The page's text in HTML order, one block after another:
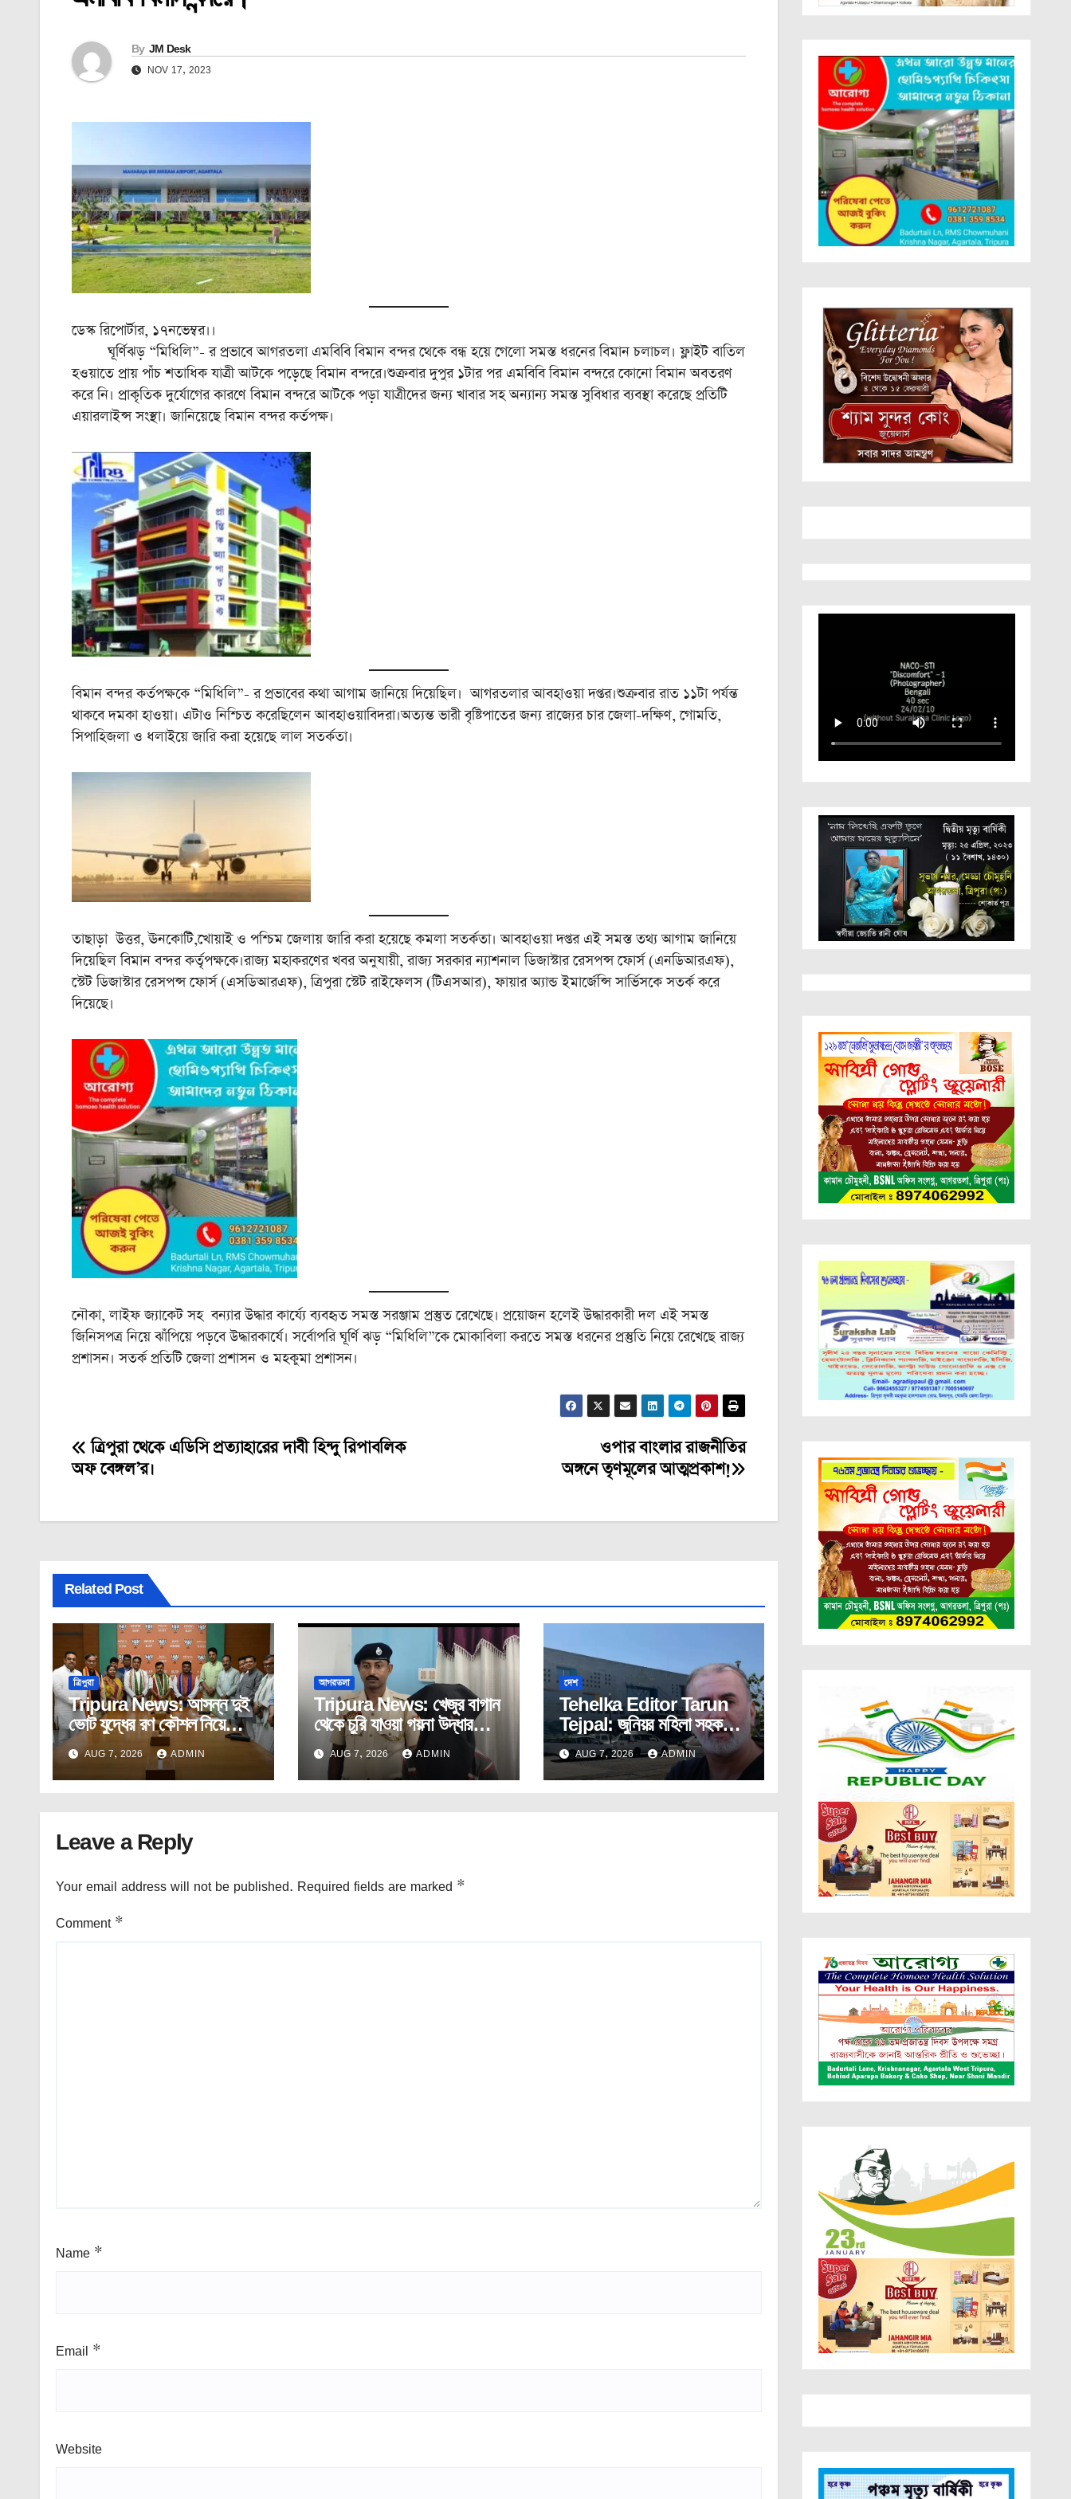
By JM Desk
NOV 17, 2023
ডেস্ক রিপোর্টার, ১৭নভেম্বর।।
ঘূর্ণিঝড় “মিধিলি”- র প্রভাবে আগরতলা এমবিবি বিমান বন্দর থেকে বন্ধ হয়ে গেলো সমস্ত ধরনের বিমান চলাচল। ফ্লাইট বাতিল
হওয়াতে প্রায় পাঁচ শতাধিক যাত্রী আটকে পড়েছে বিমান বন্দরে।শুক্রবার দুপুর ১টার পর এমবিবি বিমান বন্দরে কোনো বিমান অবতরণ
করে নি। প্রাকৃতিক দুর্যোগের কারণে বিমান বন্দরে আটকে পড়া যাত্রীদের জন্য খাবার সহ অন্যান্য সমস্ত সুবিধার ব্যবস্থা করেছে প্রতিটি
এয়ারলাইন্স সংস্থা। জানিয়েছে বিমান বন্দর কর্তপক্ষ।
বিমান বন্দর কর্তপক্ষকে “মিধিলি”- র প্রভাবের কথা আগাম জানিয়ে দিয়েছিল। আগরতলার আবহাওয়া দপ্তর।শুক্রবার রাত ১১টা পর্যন্ত
থাকবে দমকা হাওয়া। এটাও নিশ্চিত করেছিলেন আবহাওয়াবিদরা।অত্যন্ত ভারী বৃষ্টিপাতের জন্য রাজ্যের চার জেলা-দক্ষিণ, গোমতি,
সিপাহিজলা ও ধলাইয়ে জারি করা হয়েছে লাল সতর্কতা।
তাছাড়া উত্তর, ঊনকোটি,খোয়াই ও পশ্চিম জেলায় জারি করা হয়েছে কমলা সতর্কতা। আবহাওয়া দপ্তর এই সমস্ত তথ্য আগাম জানিয়ে
দিয়েছিল বিমান বন্দর কর্তৃপক্ষকে।রাজ্য মহাকরণের খবর অনুযায়ী, রাজ্য সরকার ন্যাশনাল ডিজাস্টার রেসপন্স ফোর্স (এনডিআরএফ),
স্টেট ডিজাস্টার রেসপন্স ফোর্স (এসডিআরএফ), ত্রিপুরা স্টেট রাইফেলস (টিএসআর), ফায়ার অ্যান্ড ইমার্জেন্সি সার্ভিসকে সতর্ক করে
দিয়েছে।
নৌকা, লাইফ জ্যাকেট সহ বন্যার উদ্ধার কার্য্যে ব্যবহৃত সমস্ত সরঞ্জাম প্রস্তুত রেখেছে। প্রয়োজন হলেই উদ্ধারকারী দল এই সমস্ত
জিনিসপত্র নিয়ে ঝাঁপিয়ে পড়বে উদ্ধারকার্যে। সর্বোপরি ঘূর্ণি ঝড় “মিধিলি”কে মোকাবিলা করতে সমস্ত ধরনের প্রস্তুতি নিয়ে রেখেছে রাজ্য
প্রশাসন। সতর্ক প্রতিটি জেলা প্রশাসন ও মহকুমা প্রশাসন।
Post
ওপার বাংলার রাজনীতির
অঙ্গনে তৃণমূলের আত্মপ্রকাশ!
ত্রিপুরা থেকে এডিসি প্রত্যাহারের দাবী হিন্দু রিপাবলিক
অফ বেঙ্গল’র।
Related Post
ত্রিপুরা
Tripura News: আসন্ন দুই
ভোট যুদ্ধের রণ কৌশল নিয়ে
নীতিন নবীনের সঙ্গে প্রদেশ
বিজেপির কোর কমিটির বৈঠক।
AUG 7, 2026 ADMIN
আগরতলা
Tripura News: খেজুর বাগান
থেকে চুরি যাওয়া গয়না উদ্ধার
প্রতাপগড়ে। ধৃত চোর।
AUG 7, 2026 ADMIN
দেশ
Tehelka Editor Tarun
Tejpal: জুনিয়র মহিলা সহকর্মীকে
যৌন নিপীড়নের দায়ে দোষী
সাব্যস্ত তেহেলকার সম্পাদক।
AUG 7, 2026 ADMIN
Leave a Reply
Your email address will not be published. Required fields are marked *
Comment *
Name *
Email *
Website